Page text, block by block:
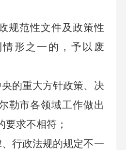
规范性文件及政策性
形之一的，予以废
的重大方针政策、决
勒市各领域工作做出
要求不相符；
行政法规的规定不一